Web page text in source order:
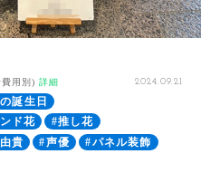
用別) 詳細 2024.09.21
誕生日
ド花
#推し花
貴 #声優
#パネル装飾